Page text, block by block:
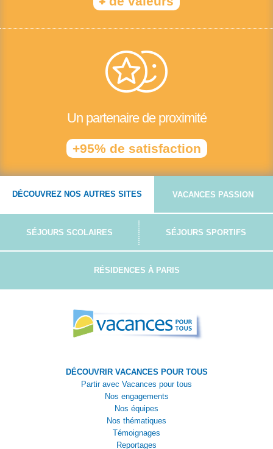
Un partenaire de proximité
+95% de satisfaction
DÉCOUVREZ NOS AUTRES SITES VACANCES PASSION
SÉJOURS SCOLAIRES SÉJOURS SPORTIFS
RÉSIDENCES À PARIS
DÉCOUVRIR VACANCES POUR TOUS
Partir avec Vacances pour tous
Nos engagements
Nos équipes
Nos thématiques
Témoignages
Reportages